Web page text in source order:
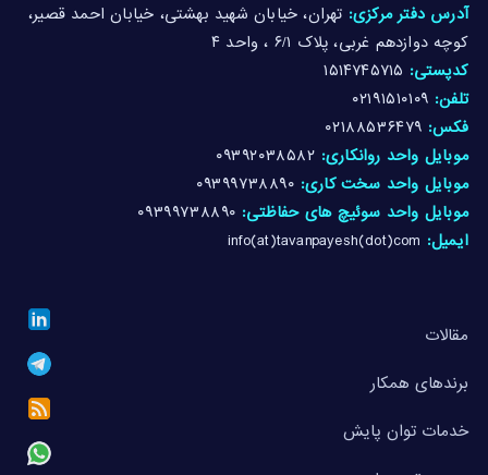
مقالات
برندهای همکار
خدمات توان پایش
آدرس دفتر مرکزی: تهران، خیابان شهید بهشتی، خیابان احمد قصیر،
کوچه دوازدهم غربی، پلاک ۶/۱ ، واحد ۴
کدپستی: ۱۵۱۴۷۴۵۷۱۵
تلفن: ۰۲۱۹۱۵۱۰۱۰۹
فکس: ۰۲۱۸۸۵۳۶۴۷۹
موبایل واحد روانکاری: ۰۹۳۹۲۰۳۸۵۸۲
موبایل واحد سخت کاری: ۰۹۳۹۹۷۳۸۸۹۰
موبایل واحد سوئیچ های حفاظتی: ۰۹۳۹۹۷۳۸۸۹۰
ایمیل: info(at)tavanpayesh(dot)com